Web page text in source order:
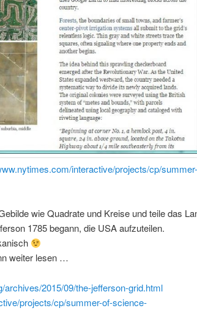
interactive/projects/cp/
wie Quadrate und Kreise und teile das
1785 begann, die USA aufzuteilen.
weiter lesen …
archives/2015/09/the-jefferson-grid.html
projects/cp/summer-of-science-